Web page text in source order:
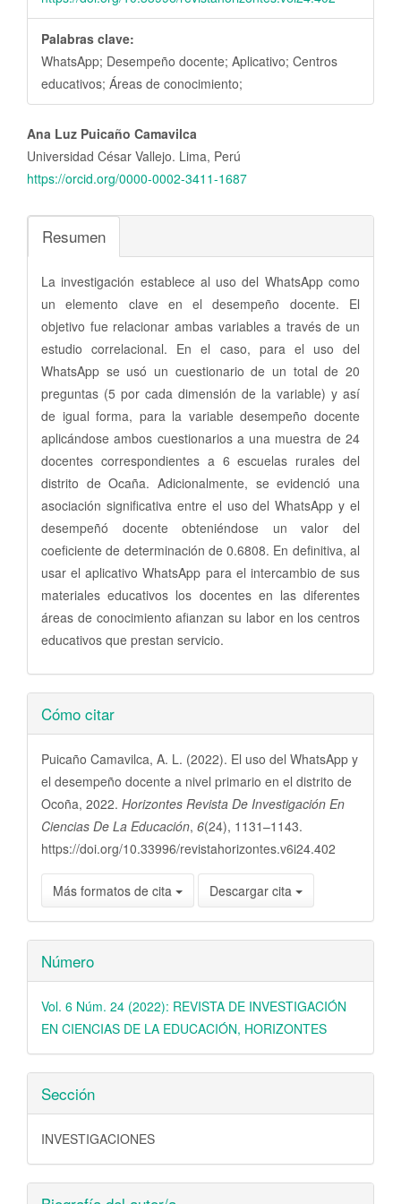
Palabras clave:
WhatsApp; Desempeño docente; Aplicativo; Centros
educativos; Áreas de conocimiento;
Contenido
principal
del
artículo
Ana Luz Puicaño Camavilca
Universidad César Vallejo. Lima, Perú
https://orcid.org/0000-0002-3411-1687
Resumen
La investigación establece al uso del WhatsApp como
un elemento clave en el desempeño docente. El
objetivo fue relacionar ambas variables a través de un
estudio correlacional. En el caso, para el uso del
WhatsApp se usó un cuestionario de un total de 20
preguntas (5 por cada dimensión de la variable) y así
de igual forma, para la variable desempeño docente
aplicándose ambos cuestionarios a una muestra de 24
docentes correspondientes a 6 escuelas rurales del
distrito de Ocaña. Adicionalmente, se evidenció una
asociación significativa entre el uso del WhatsApp y el
desempeñó docente obteniéndose un valor del
coeficiente de determinación de 0.6808. En definitiva, al
usar el aplicativo WhatsApp para el intercambio de sus
materiales educativos los docentes en las diferentes
áreas de conocimiento afianzan su labor en los centros
educativos que prestan servicio.
Detalles
del
artículo
Cómo citar
Puicaño Camavilca, A. L. (2022). El uso del WhatsApp y
el desempeño docente a nivel primario en el distrito de
Ocoña, 2022. Horizontes Revista De Investigación En
Ciencias De La Educación, 6(24), 1131–1143.
https://doi.org/10.33996/revistahorizontes.v6i24.402
Más formatos de cita Descargar cita
Número
Vol. 6 Núm. 24 (2022): REVISTA DE INVESTIGACIÓN
EN CIENCIAS DE LA EDUCACIÓN, HORIZONTES
Sección
INVESTIGACIONES